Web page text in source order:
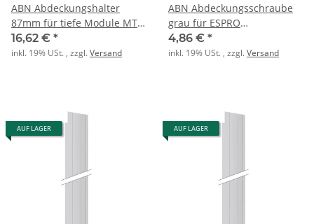
ABN Abdeckungshalter
87mm für tiefe Module MT..
PK=4Stck
16,62 € *
inkl. 19% USt. , zzgl.Versand
ABN Abdeckungsschraube
grau für ESPRO
Abdeckplatten PK=4Stck
4,86 € *
inkl. 19% USt. , zzgl.Versand
AUF LAGER AUF LAGER